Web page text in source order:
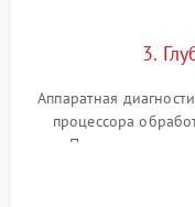
3.
Аппаратная
процессора
Проверка
интерфейсов связи.